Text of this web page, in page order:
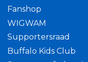
Fanshop
WIGWAM
Supportersraad
Buffalo Kids Club